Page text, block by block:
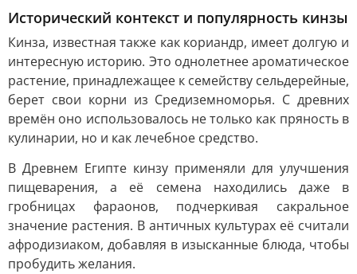
Исторический контекст и популярность кинзы
Кинза, известная также как кориандр, имеет долгую и
интересную историю. Это однолетнее ароматическое
растение, принадлежащее к семейству сельдерейные,
берет свои корни из Средиземноморья. С древних
времён оно использовалось не только как пряность в
кулинарии, но и как лечебное средство.
В Древнем Египте кинзу применяли для улучшения
пищеварения, а её семена находились даже в
гробницах фараонов, подчеркивая сакральное
значение растения. В античных культурах её считали
афродизиаком, добавляя в изысканные блюда, чтобы
пробудить желания.